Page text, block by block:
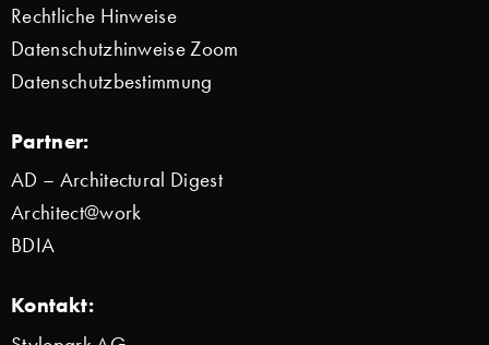
Rechtliche Hinweise
Datenschutzhinweise Zoom
Datenschutzbestimmung
Partner:
AD – Architectural Digest
Architect@work
BDIA
Kontakt: